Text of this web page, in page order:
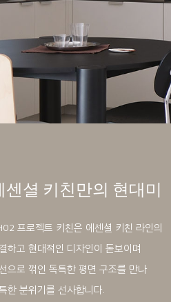
센셜 키친만의 현대미
프로젝트 키친은 에센셜 키친 라인의
하고 현대적인 디자인이 돋보이며
으로 꺾인 독특한 평면 구조를 만나
한 분위기를 선사합니다.